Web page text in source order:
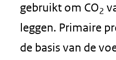
gebruikt om CO2
leggen. Primaire
de basis van de